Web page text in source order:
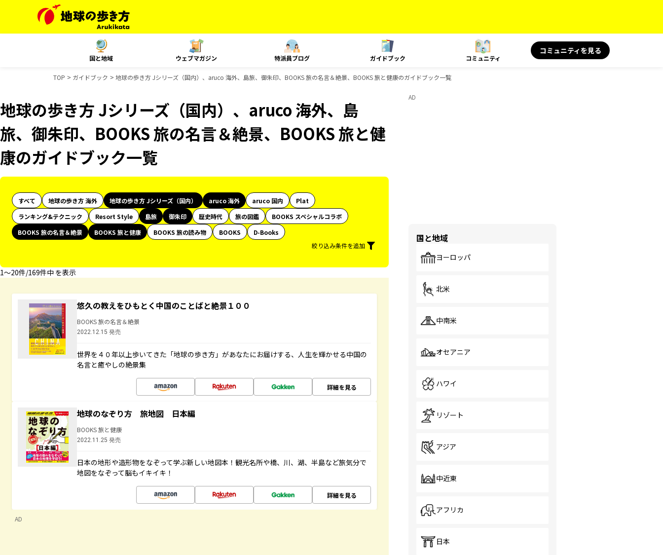
国と地域 ウェブマガジン 特派員ブログ ガイドブック コミュニティ
コミュニティを見る
TOP ガイドブック 地球の歩き方 Jシリーズ（国内）、aruco 海外、島旅、御朱印、BOOKS 旅の名言＆絶景、BOOKS 旅と健康のガイドブック一覧
地球の歩き方 Jシリーズ（国内）、aruco 海外、島
旅、御朱印、BOOKS 旅の名言＆絶景、BOOKS 旅と健
康のガイドブック一覧
すべて 地球の歩き方 海外 地球の歩き方 Jシリーズ（国内） aruco 海外 aruco 国内
Plat
ランキング&テクニック
Resort Style 島旅 御朱印 歴史時代 旅の図鑑
BOOKS スペシャルコラボ
BOOKS 旅の名言＆絶景
BOOKS 旅と健康 BOOKS 旅の読み物 BOOKS
D-Books
絞り込み条件を追加
1〜20件/169件中 を表示
悠久の教えをひもとく中国のことばと絶景１００
BOOKS 旅の名言＆絶景
2022.12.15 発売
世界を４０年以上歩いてきた「地球の歩き方」があなたにお届けする、人生を輝かせる中国の
名言と癒やしの絶景集
詳細を見る
地球のなぞり方 旅地図 日本編
BOOKS 旅と健康
2022.11.25 発売
日本の地形や造形物をなぞって学ぶ新しい地図本！観光名所や橋、川、湖、半島など旅気分で
地図をなぞって脳もイキイキ！
詳細を見る
AD
AD
国と地域
ヨーロッパ
北米
中南米
オセアニア
ハワイ
リゾート
アジア
中近東
アフリカ
日本